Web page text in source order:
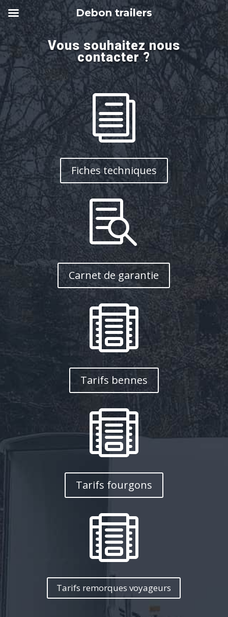
Vous souhaitez nous
contacter ?
i
Fiches techniques

Carnet de garantie

Tarifs bennes

Tarifs fourgons

Tarifs remorques voyageurs
Debon trailers